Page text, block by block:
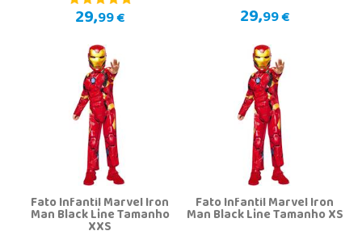
29,99 € 29,99 €
Fato Infantil Marvel Iron
Man Black Line Tamanho
XXS
Fato Infantil Marvel Iron
Man Black Line Tamanho XS